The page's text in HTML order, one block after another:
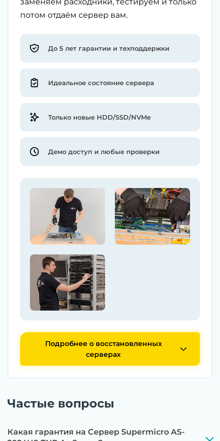
потом отдаём сервер вам.
До 5 лет гарантии и техподдержки
Идеальное состояние сервера
Только новые HDD/SSD/NVMe
Демо доступ и любые проверки
Подробнее о восстановленных
серверах
Частые вопросы
Какая гарантия на Сервер Supermicro AS-